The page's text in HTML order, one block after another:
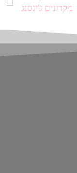
מקרונים ג'ינסנג